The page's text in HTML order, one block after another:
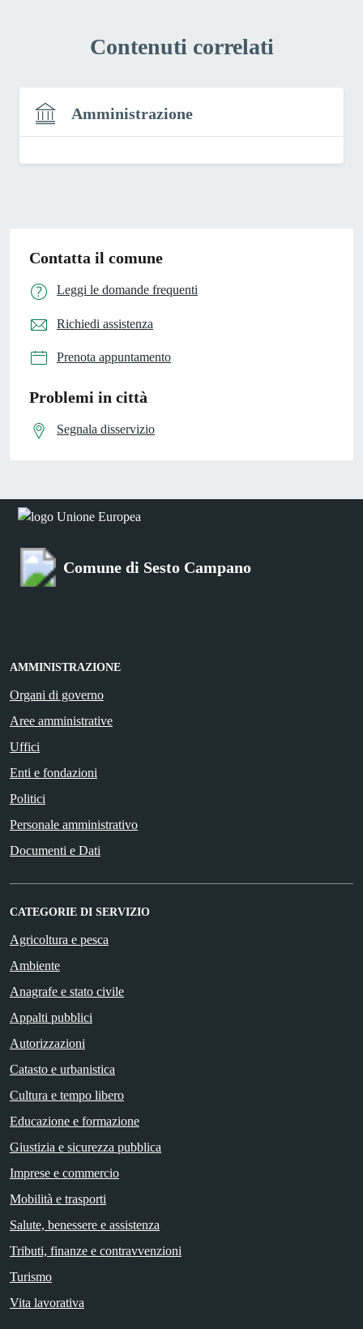
Contenuti correlati
Amministrazione
Contatta il comune
Leggi le domande frequenti
Richiedi assistenza
Prenota appuntamento
Problemi in città
Segnala disservizio
Comune di Sesto Campano
AMMINISTRAZIONE
Organi di governo
Aree amministrative
Uffici
Enti e fondazioni
Politici
Personale amministrativo
Documenti e Dati
CATEGORIE DI SERVIZIO
Agricoltura e pesca
Ambiente
Anagrafe e stato civile
Appalti pubblici
Autorizzazioni
Catasto e urbanistica
Cultura e tempo libero
Educazione e formazione
Giustizia e sicurezza pubblica
Imprese e commercio
Mobilità e trasporti
Salute, benessere e assistenza
Tributi, finanze e contravvenzioni
Turismo
Vita lavorativa